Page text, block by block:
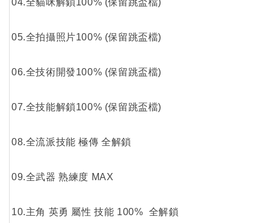
05.全拍攝照片100% (保留跳盃檔)
06.全技術開發100% (保留跳盃檔)
07.全技能解鎖100% (保留跳盃檔)
08.全流派技能 極傳 全解鎖
09.全武器 熟練度 MAX
10.主角 英勇 屬性 技能 100% 全解鎖